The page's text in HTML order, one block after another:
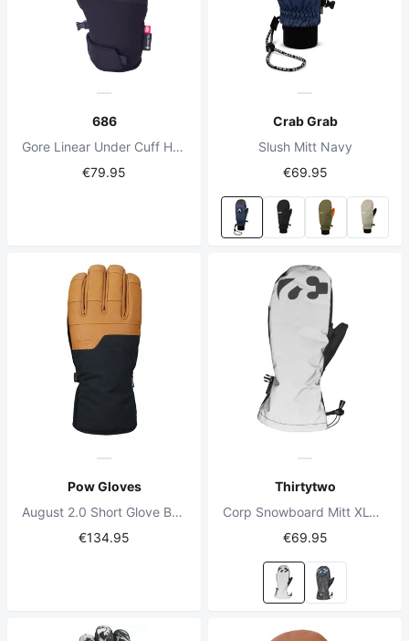
686
Gore Linear Under Cuff Handschuh Schwarz
€79.95
Crab Grab
Slush Mitt Navy
€69.95
Pow Gloves
August 2.0 Short Glove Buckhorn Brown
€134.95
Thirtytwo
Corp Snowboard Mitt XLT X Helgason Schwarz/ Reflektierend
€69.95